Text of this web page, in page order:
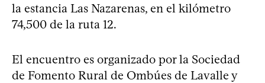
la estancia Las Nazarenas, en el kilómetro
74,500 de la ruta 12.
El encuentro es organizado por la Sociedad
de Fomento Rural de Ombúes de Lavalle y